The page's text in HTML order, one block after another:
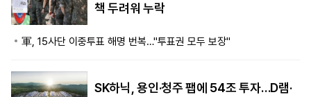
책 두려워 누락
軍, 15사단 이중투표 해명 번복…"투표권 모두 보장"
SK하닉, 용인·청주 팹에 54조 투자…D램·